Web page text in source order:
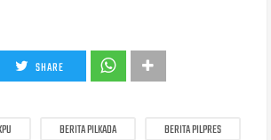
SHARE
BERITA PILKADA
BERITA PILPRES